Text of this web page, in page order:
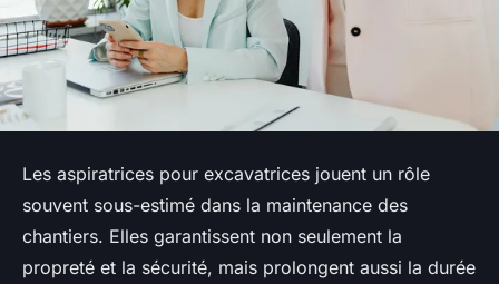
Les aspiratrices pour excavatrices jouent un rôle
souvent sous-estimé dans la maintenance des
chantiers. Elles garantissent non seulement la
propreté et la sécurité, mais prolongent aussi la durée